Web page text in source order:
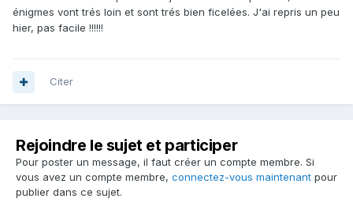
énigmes vont trés loin et sont trés bien ficelées. J'ai repris un peu
hier, pas facile !!!!!!
Citer
Rejoindre le sujet et participer
Pour poster un message, il faut créer un compte membre. Si
vous avez un compte membre, connectez-vous maintenant pour
publier dans ce sujet.